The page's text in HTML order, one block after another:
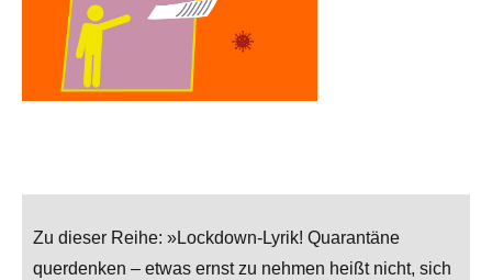
Zu dieser Reihe: »Lockdown-Lyrik! Quarantäne
querdenken – etwas ernst zu nehmen heißt nicht, sich